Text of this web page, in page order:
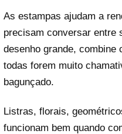
As estampas ajudam a
precisam conversar entre
desenho grande,
todas forem muito
bagunçado.
Listras, florais,
funcionam bem quando